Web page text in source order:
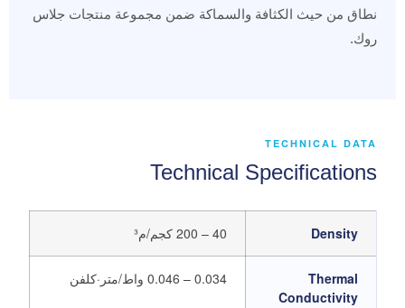
نطاق من حيث الكثافة والسماكة ضمن مجموعة منتجات جلاس
روك.
TECHNICAL DATA
Technical Specifications
Density 40 – 200 كجم/م³
Thermal
Conductivity
0.034 – 0.046 واط/متر·كلفن